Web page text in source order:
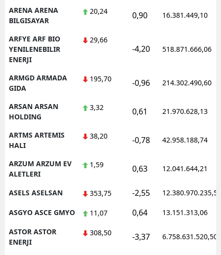
ARENA ARENA
BILGISAYAR
20,24 0,90 16.381.449,10
ARFYE ARF BIO
YENILENEBILIR
ENERJI
29,66
-4,20 518.871.666,06
ARMGD ARMADA
GIDA
195,70 -0,96 214.302.490,60
ARSAN ARSAN
HOLDING
3,32 0,61 21.970.628,13
ARTMS ARTEMIS
HALI
38,20 -0,78 42.958.188,74
ARZUM ARZUM EV
ALETLERI
1,59 0,63 12.041.644,21
ASELS ASELSAN 353,75 -2,55 12.380.970.235,50
ASGYO ASCE GMYO 11,07 0,64 13.151.313,06
ASTOR ASTOR
ENERJI
308,50 -3,37 6.758.631.520,50